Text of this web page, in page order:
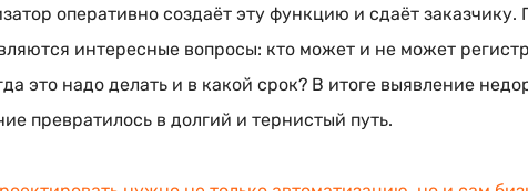
оперативно создаёт эту функцию и сдаёт заказчику.
интересные вопросы: кто может и не может
это надо делать и в какой срок? В итоге выявление
превратилось в долгий и тернистый путь.